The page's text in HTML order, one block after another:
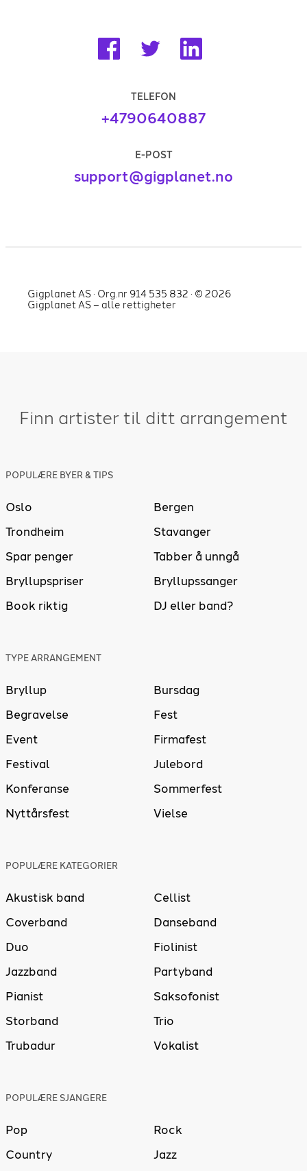
TELEFON
+4790640887
E-POST
support@gigplanet.no
Gigplanet AS · Org.nr 914 535 832 · © 2026
Gigplanet AS – alle rettigheter
Finn artister til ditt arrangement
POPULÆRE BYER & TIPS
Oslo
Bergen
Trondheim
Stavanger
Spar penger
Tabber å unngå
Bryllupspriser
Bryllupssanger
Book riktig
DJ eller band?
TYPE ARRANGEMENT
Bryllup
Bursdag
Begravelse
Fest
Event
Firmafest
Festival
Julebord
Konferanse
Sommerfest
Nyttårsfest
Vielse
POPULÆRE KATEGORIER
Akustisk band
Cellist
Coverband
Danseband
Duo
Fiolinist
Jazzband
Partyband
Pianist
Saksofonist
Storband
Trio
Trubadur
Vokalist
POPULÆRE SJANGERE
Pop
Rock
Country
Jazz